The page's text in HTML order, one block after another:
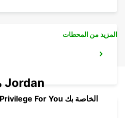
المزيد من المحطات
مقالات مدونتنا في Jordan
اكتشف مزايا Privilege For You الخاصة بك